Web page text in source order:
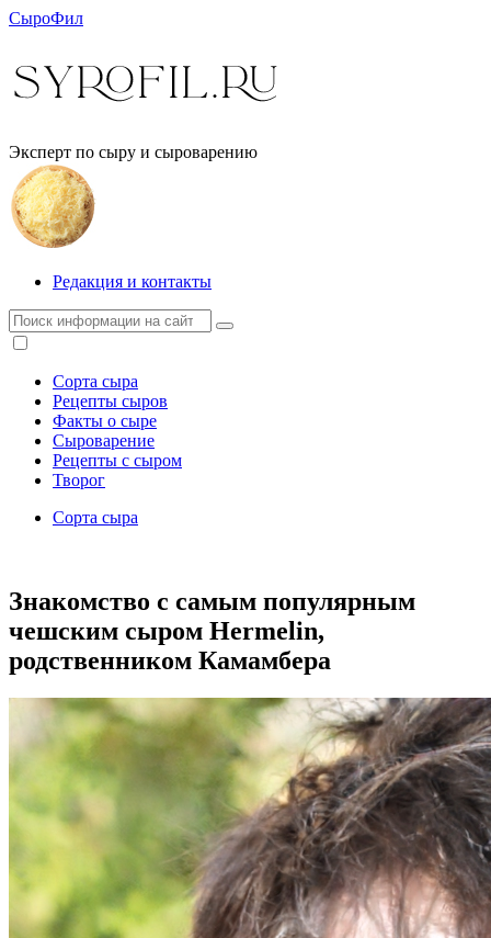
СыроФил
Эксперт по сыру и сыроварению
Редакция и контакты
Сорта сыра
Рецепты сыров
Факты о сыре
Сыроварение
Рецепты с сыром
Творог
Сорта сыра
Знакомство с самым популярным
чешским сыром Hermelin,
родственником Камамбера